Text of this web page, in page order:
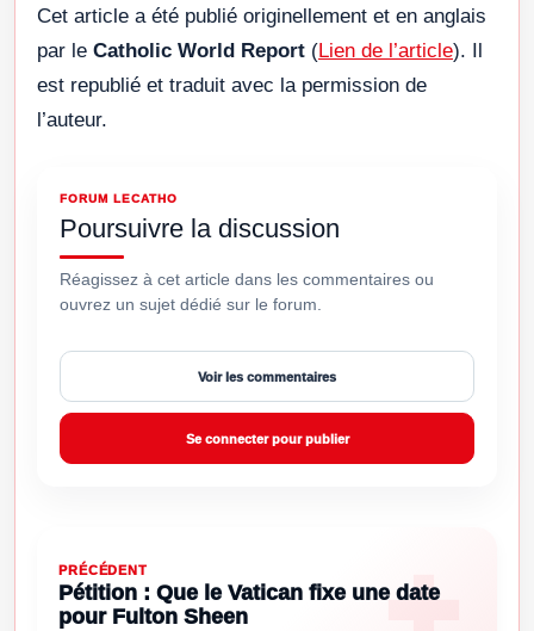
Cet article a été publié originellement et en anglais
par le Catholic World Report (Lien de l’article). Il
est republié et traduit avec la permission de
l’auteur.
FORUM LECATHO
Poursuivre la discussion
Réagissez à cet article dans les commentaires ou
ouvrez un sujet dédié sur le forum.
Voir les commentaires
Se connecter pour publier
PRÉCÉDENT
Pétition : Que le Vatican fixe une date
pour Fulton Sheen